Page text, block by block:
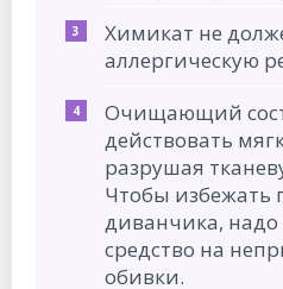
Химикат не
аллергическую
Очищающий
действовать
разрушая
Чтобы избежать
диванчика, надо
средство на
обивки.